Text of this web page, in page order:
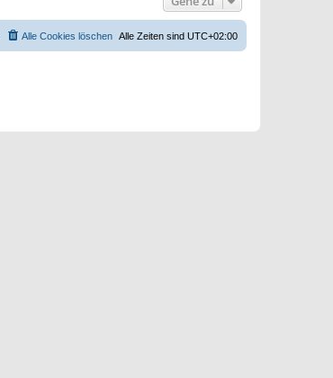
g
B
e
i
t
Alle Zeiten sind UTC+02:00
Alle Cookies löschen